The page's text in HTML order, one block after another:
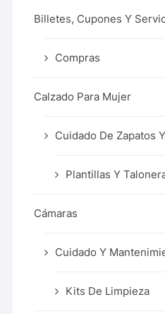
Billetes, Cupones Y
Compras
Calzado Para Mujer
Cuidado De Zapatos
Plantillas Y
Cámaras
Cuidado Y
Kits De Limpieza